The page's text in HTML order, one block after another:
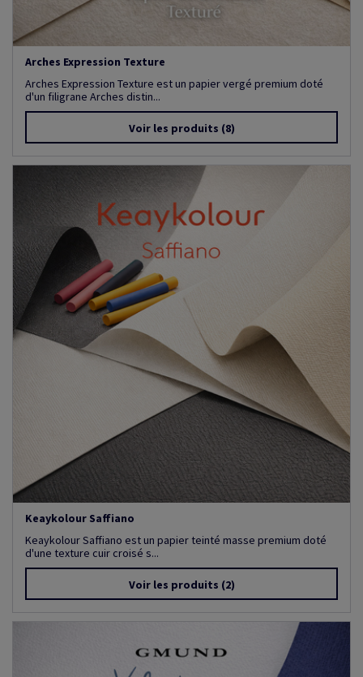
Arches Expression Texture
Arches Expression Texture est un papier vergé premium doté
d'un filigrane Arches distin...
Voir les produits (8)
Keaykolour Saffiano
Keaykolour Saffiano est un papier teinté masse premium doté
d'une texture cuir croisé s...
Voir les produits (2)